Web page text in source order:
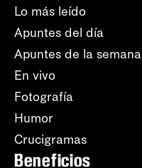
Lo más leído
Apuntes del día
Apuntes de la semana
En vivo
Fotografía
Humor
Crucigramas
Beneficios